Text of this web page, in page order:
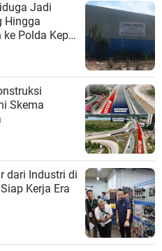
Jadi
Hingga
Polda Kepri
Skema
dari Industri di
Kerja Era